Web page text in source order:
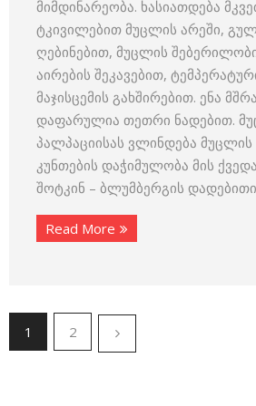
მიმდინარეობა. ხასიათდება
ტკივილებით მუცლის არეში,
ღებინებით, მუცლის
აირების შეკავებით,
მაჯისცემის გახშირებით. ენა
დაფარულია თეთრი ნადებით.
პალპაციისას ვლინდება
კუნთების დაჭიმულობა მის
შოტკინ – ბლუმბერგის
Read More
1 2